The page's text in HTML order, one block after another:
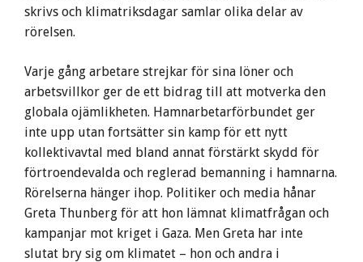
skrivs och klimatriksdagar samlar olika delar av
rörelsen.
Varje gång arbetare strejkar för sina löner och
arbetsvillkor ger de ett bidrag till att motverka den
globala ojämlikheten. Hamnarbetarförbundet ger
inte upp utan fortsätter sin kamp för ett nytt
kollektivavtal med bland annat förstärkt skydd för
förtroendevalda och reglerad bemanning i hamnarna.
Rörelserna hänger ihop. Politiker och media hånar
Greta Thunberg för att hon lämnat klimatfrågan och
kampanjar mot kriget i Gaza. Men Greta har inte
slutat bry sig om klimatet – hon och andra i